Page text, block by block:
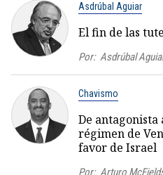
Asdrúbal Aguiar
El fin de las
Por: Asdrúbal
Chavismo
De
régimen de
favor de Israel
Por: Arturo